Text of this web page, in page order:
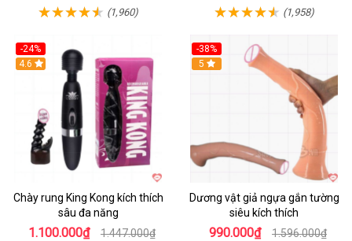
(1,960) (1,958)
-24%
4.6
Chày rung King Kong kích thích
sâu đa năng
1.100.000₫ 1.447.000₫
-38%
Hot
5
Dương vật giả ngựa gắn tường
siêu kích thích
990.000₫ 1.596.000₫